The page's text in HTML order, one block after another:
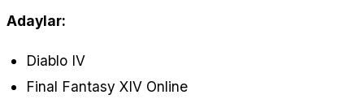
Adaylar:
Diablo IV
Final Fantasy XIV Online